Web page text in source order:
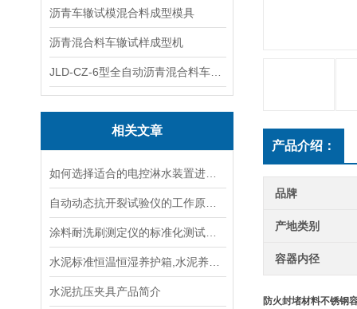
沥青车辙试模混合料成型模具
沥青混合料车辙试样成型机
相关文章
水泥抗压夹具产品简介
产品介绍：
品牌
产地类别
容器内径
防火封堵材料不锈钢